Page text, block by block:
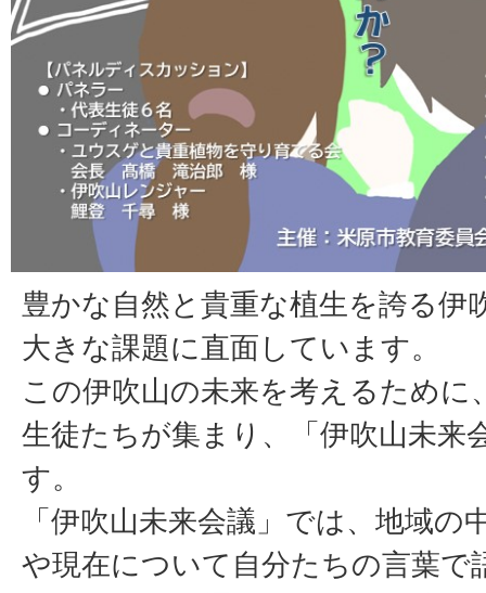
豊かな自然と貴重な植生を誇る伊
大きな課題に直面しています。
この伊吹山の未来を考えるために
生徒たちが集まり、「伊吹山未来
す。
「伊吹山未来会議」では、地域の
や現在について自分たちの言葉で